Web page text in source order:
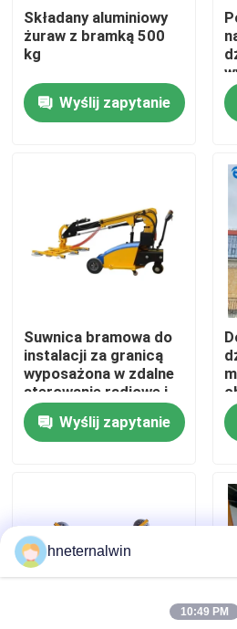
Dom
Wycieczka po fabryce
Kontrola jakości
Skontaktuj się z nami
Poprosić o wycenę
Podnieś maszynę dźwigową
Suwnica Suwnicowa
Składany aluminiowy
żuraw z bramką 500
kg
Wyślij zapytanie
Suwnica bramowa do
instalacji za granicą
wyposażona w zdalne
sterowanie radiowe i
bezprzewodowy pilot
Null zapewniający
bezproblemową
Wyślij zapytanie
i
hneternalwin
10:49 PM